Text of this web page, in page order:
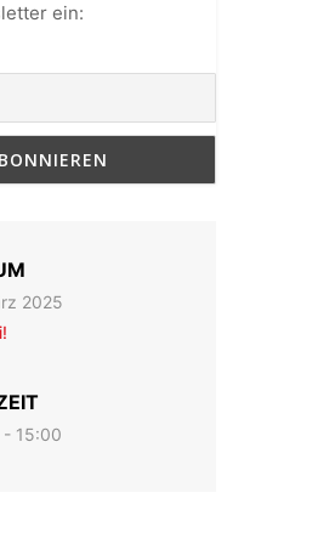
ein:
2025
- 15:00